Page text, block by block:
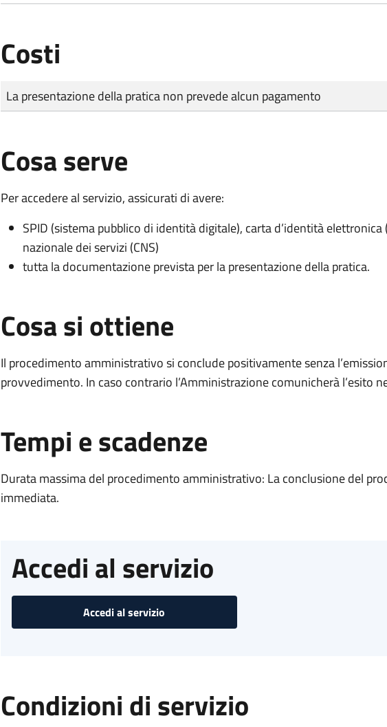
Costi
Tipo di pagamento
Importo
La presentazione della pratica non prevede alcun pagamento
Cosa serve
Per accedere al servizio, assicurati di avere:
SPID (sistema pubblico di identità digitale), carta d’identità elettronica
nazionale dei servizi (CNS)
tutta la documentazione prevista per la presentazione della pratica.
Cosa si ottiene
Il procedimento amministrativo si conclude positivamente senza
provvedimento. In caso contrario l’Amministrazione comunicherà l’esito
Tempi e scadenze
Durata massima del procedimento amministrativo: La conclusione del
immediata.
Accedi al servizio
Accedi al servizio
Condizioni di servizio